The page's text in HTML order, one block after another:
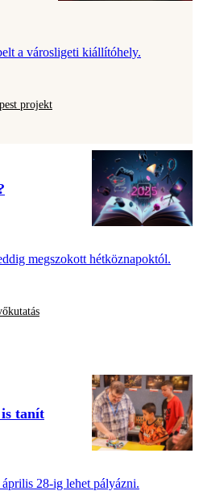
a városligeti kiállítóhely.
projekt
megszokott hétköznapoktól.
is tanít
28-ig lehet pályázni.